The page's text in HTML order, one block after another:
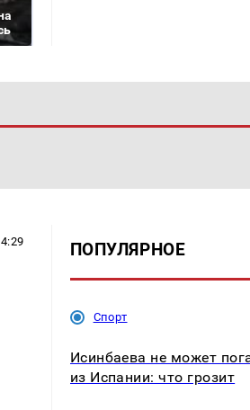
ПОПУЛЯРНОЕ
Спорт
Исинбаева не может
из Испании: что грозит